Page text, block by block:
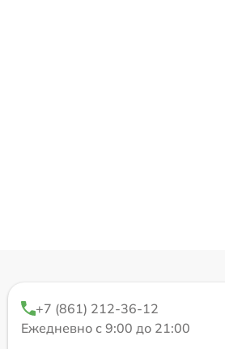
+7 (861) 212-36-12
Ежедневно с 9:00 до 21:00